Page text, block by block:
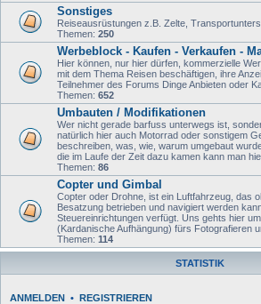
Sonstiges
Reiseausrüstungen z.B. Zelte,
Themen: 250
Werbeblock - Kaufen - Verkaufen -
Hier können, nur hier dürfen, kommerzielle
mit dem Thema Reisen beschäftigen, ihre
Teilnehmer des Forums Dinge Anbieten oder
Themen: 652
Umbauten / Modifikationen
Wer nicht gerade barfuss unterwegs ist,
natürlich hier auch Motorrad oder sonstigem
beschreiben, was, wie, warum umgebaut
die im Laufe der Zeit dazu kamen kann man
Themen: 86
Copter und Gimbal
Copter oder Drohne, ist ein Luftfahrzeug, das
Besatzung betrieben und navigiert werden
Steuereinrichtungen verfügt. Uns gehts hier
(Kardanische Aufhängung) fürs Fotografieren
Themen: 114
STATISTIK
ANMELDEN • REGISTRIEREN